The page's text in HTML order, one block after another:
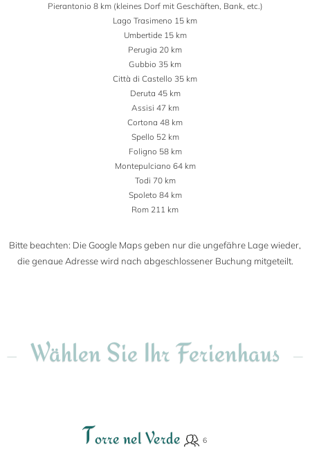
Pierantonio 8 km (kleines Dorf mit Geschäften, Bank, etc.)
Lago Trasimeno 15 km
Umbertide 15 km
Perugia 20 km
Gubbio 35 km
Città di Castello 35 km
Deruta 45 km
Assisi 47 km
Cortona 48 km
Spello 52 km
Foligno 58 km
Montepulciano 64 km
Todi 70 km
Spoleto 84 km
Rom 211 km
Bitte beachten: Die Google Maps geben nur die ungefähre Lage wieder,
die genaue Adresse wird nach abgeschlossener Buchung mitgeteilt.
Wählen Sie Ihr Ferienhaus
Torre nel Verde